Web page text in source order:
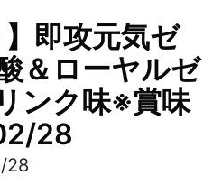
】即攻元気ゼ
＆ローヤルゼ
ンク味※賞味
28
28